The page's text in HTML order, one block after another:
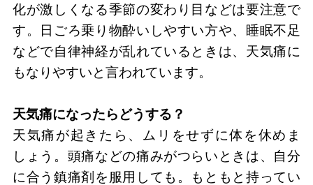
化が激しくなる季節の変わり目などは要注意で
す。日ごろ乗り物酔いしやすい方や、睡眠不足
などで自律神経が乱れているときは、天気痛に
もなりやすいと言われています。
天気痛になったらどうする？
天気痛が起きたら、ムリをせずに体を休めま
しょう。頭痛などの痛みがつらいときは、自分
に合う鎮痛剤を服用しても。もともと持ってい